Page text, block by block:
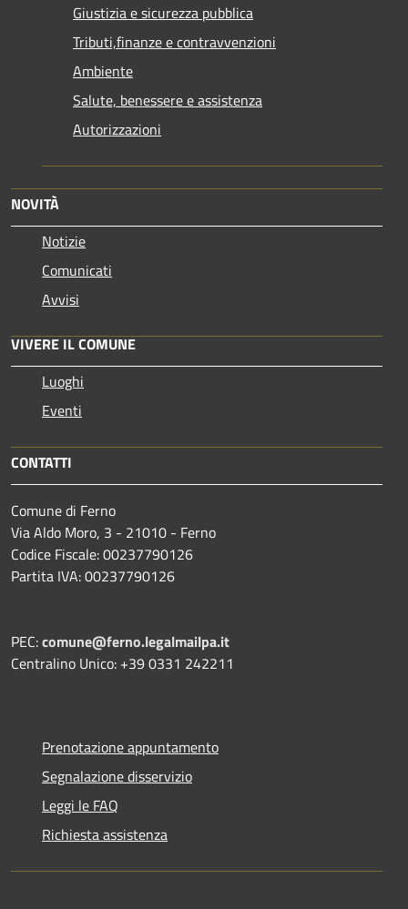
Giustizia e sicurezza pubblica
Tributi,finanze e contravvenzioni
Ambiente
Salute, benessere e assistenza
Autorizzazioni
NOVITÀ
Notizie
Comunicati
Avvisi
VIVERE IL COMUNE
Luoghi
Eventi
CONTATTI
Comune di Ferno
Via Aldo Moro, 3 - 21010 - Ferno
Codice Fiscale: 00237790126
Partita IVA: 00237790126
PEC:comune@ferno.legalmailpa.it
Centralino Unico: +39 0331 242211
Prenotazione appuntamento
Segnalazione disservizio
Leggi le FAQ
Richiesta assistenza